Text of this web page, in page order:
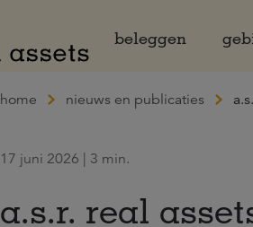
beleggen
home nieuws en publicaties
17 juni 2026 | 3 min.
a.s.r. real